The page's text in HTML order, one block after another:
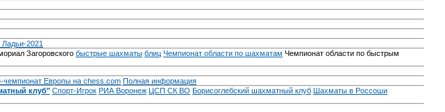
2021
Загоровского быстрые шахматы блиц Чемпионат области по шахматам Чемпионат области по быстрым
чемпионат Европы на chess.com Полная информация
клуб" Спорт-Игрок РИА Воронеж ЦСП СК ВО Борисоглебский шахматный клуб Шахматы в Россоши